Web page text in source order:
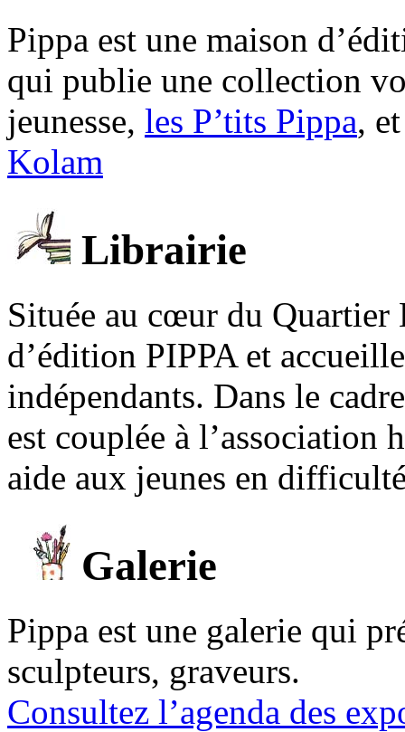
Pippa est une maison
qui publie une collection
jeunesse, les P’tits Pippa,
Kolam
Librairie
Située au cœur du Quartier
d’édition PIPPA et
indépendants. Dans le
est couplée à l’association
aide aux jeunes en
Galerie
Pippa est une galerie qui
sculpteurs, graveurs.
Consultez l’agenda des